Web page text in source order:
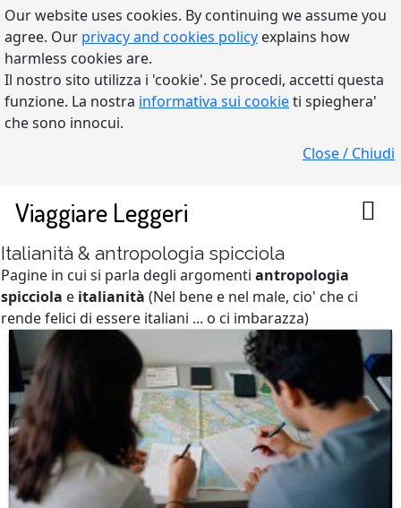
Our website uses cookies. By continuing we assume you
agree. Our privacy and cookies policy explains how
harmless cookies are.
Il nostro sito utilizza i 'cookie'. Se procedi, accetti questa
funzione. La nostra informativa sui cookieti spieghera'
che sono innocui.
Close / Chiudi
Viaggiare Leggeri
Italianità & antropologia spicciola
Pagine in cui si parla degli argomenti antropologia
spicciola e italianità (Nel bene e nel male, cio' che ci
rende felici di essere italiani ... o ci imbarazza)